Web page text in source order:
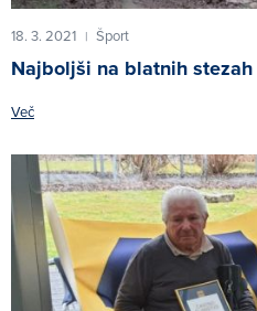
18. 3. 2021 | Šport
Najboljši na blatnih stezah
Več